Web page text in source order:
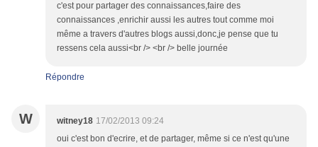
c'est pour partager des connaissances,faire des
connaissances ,enrichir aussi les autres tout comme moi
même a travers d'autres blogs aussi,donc,je pense que tu
ressens cela aussi<br /> <br /> belle journée
Répondre
W witney18 17/02/2013 09:24
oui c'est bon d'ecrire, et de partager, même si ce n'est qu'une